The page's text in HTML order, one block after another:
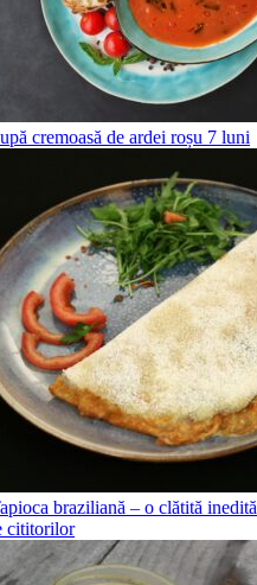
cremoasă de ardei roșu 7 luni
braziliană – o clătită inedită
cititorilor